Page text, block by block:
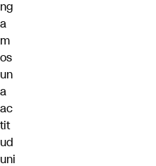
ng
a
m
os
un
a
ac
tit
ud
uni